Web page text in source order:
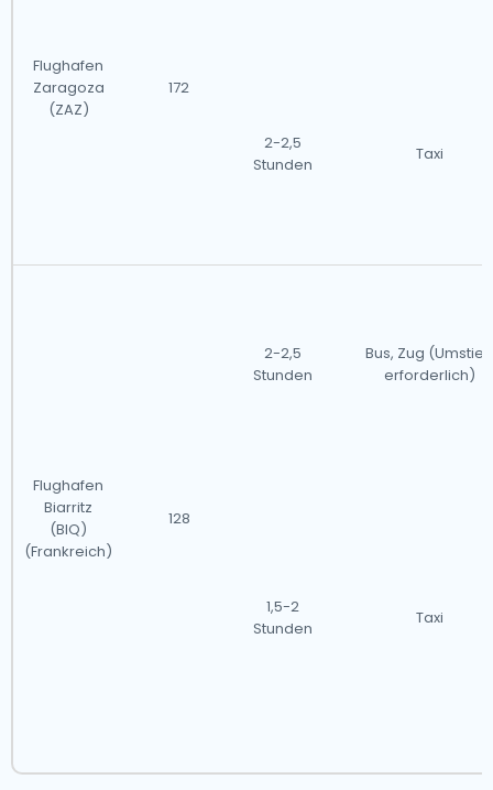
Flughafen
Zaragoza
(ZAZ)
172
2-2,5
Stunden
Taxi
Flughafen
Biarritz
(BIQ)
(Frankreich)
128
2-2,5
Stunden
Bus, Zug (Umstieg
erforderlich)
1,5-2
Stunden
Taxi